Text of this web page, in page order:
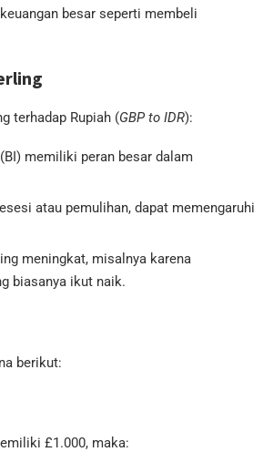
besar seperti membeli
terhadap Rupiah (GBP to IDR):
memiliki peran besar dalam
atau pemulihan, dapat memengaruhi
meningkat, misalnya karena
biasanya ikut naik.
berikut:
£1.000, maka: